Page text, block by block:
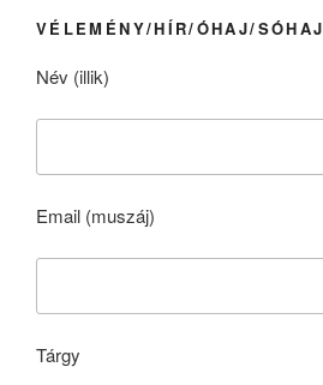
VÉLEMÉNY/HÍR/ÓHAJ/SÓHAJ
Név (illik)
Email (muszáj)
Tárgy